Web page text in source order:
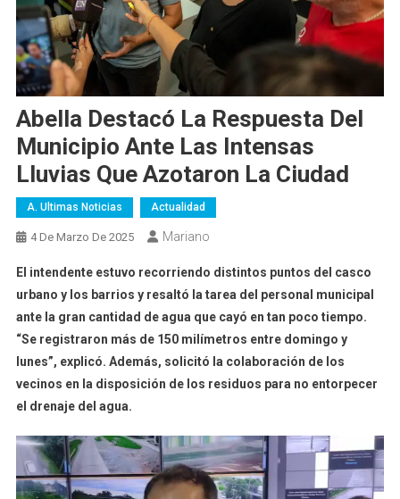
Abella Destacó La Respuesta Del
Municipio Ante Las Intensas
Lluvias Que Azotaron La Ciudad
A. Ultimas Noticias Actualidad
4 De Marzo De 2025 Mariano
El intendente estuvo recorriendo distintos puntos del casco
urbano y los barrios y resaltó la tarea del personal municipal
ante la gran cantidad de agua que cayó en tan poco tiempo.
“Se registraron más de 150 milímetros entre domingo y
lunes”, explicó. Además, solicitó la colaboración de los
vecinos en la disposición de los residuos para no entorpecer
el drenaje del agua.
Reproductor
de
video